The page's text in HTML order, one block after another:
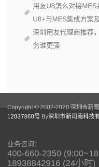
用友U8怎么对接MES
U8+与MES集成方案
深圳用友代理商推荐
务谁更强
Copyright © 2002-2020 深圳市新
12037860号 By深圳市新司南科技
业务咨询：
400-660-2350
18938842916 (24小时)